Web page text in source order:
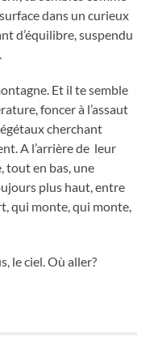
dans un curieux
d’équilibre, suspendu
Et il te semble
foncer à l’assaut
cherchant
A l’arrière de leur
tout en bas, une
plus haut, entre
qui monte, qui monte,
le ciel. Où aller?